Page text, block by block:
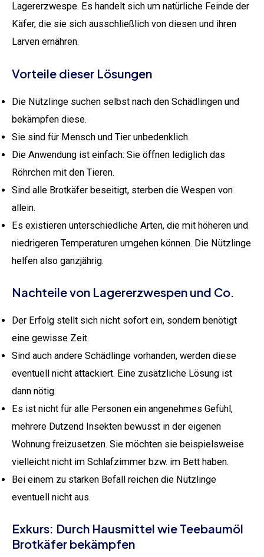
Lagererzwespe. Es handelt sich um natürliche Feinde der
Käfer, die sie sich ausschließlich von diesen und ihren
Larven ernähren.
Vorteile dieser Lösungen
Die Nützlinge suchen selbst nach den Schädlingen und
bekämpfen diese.
Sie sind für Mensch und Tier unbedenklich.
Die Anwendung ist einfach: Sie öffnen lediglich das
Röhrchen mit den Tieren.
Sind alle Brotkäfer beseitigt, sterben die Wespen von
allein.
Es existieren unterschiedliche Arten, die mit höheren und
niedrigeren Temperaturen umgehen können. Die Nützlinge
helfen also ganzjährig.
Nachteile von Lagererzwespen und Co.
Der Erfolg stellt sich nicht sofort ein, sondern benötigt
eine gewisse Zeit.
Sind auch andere Schädlinge vorhanden, werden diese
eventuell nicht attackiert. Eine zusätzliche Lösung ist
dann nötig.
Es ist nicht für alle Personen ein angenehmes Gefühl,
mehrere Dutzend Insekten bewusst in der eigenen
Wohnung freizusetzen. Sie möchten sie beispielsweise
vielleicht nicht im Schlafzimmer bzw. im Bett haben.
Bei einem zu starken Befall reichen die Nützlinge
eventuell nicht aus.
Exkurs: Durch Hausmittel wie Teebaumöl
Brotkäfer bekämpfen